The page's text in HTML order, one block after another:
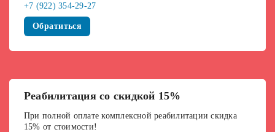
+7 (922) 354-29-27
Обратиться
Реабилитация со скидкой 15%
При полной оплате комплексной реабилитации скидка
15% от стоимости!